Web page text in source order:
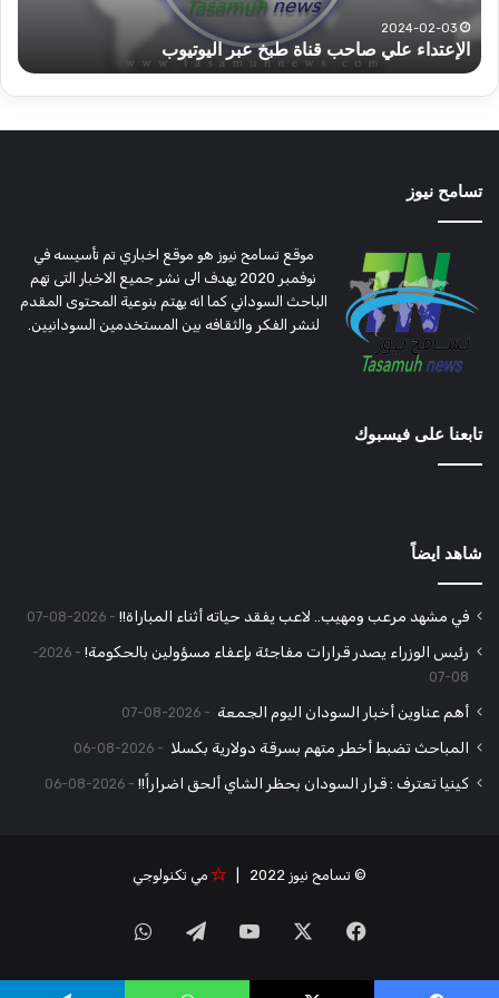
موسم
الحصاد
2022-12-08
قوات الدعم السريع قطاع ولاية شرق دارفور تؤمن موسم
الحصاد
تسامح نيوز
موقع تسامح نيوز هو موقع اخباري تم تأسيسه في
نوفمبر 2020 يهدف الى نشر جميع الاخبار التى تهم
الباحث السوداني كما انه يهتم بنوعية المحتوى المقدم
لنشر الفكر والثقافه بين المستخدمين السودانيين.
تابعنا على فيسبوك
شاهد ايضاً
في مشهد مرعب ومهيب.. لاعب يفقد حياته أثناء المباراة!! 2026-08-07
رئيس الوزراء يصدر قرارات مفاجئة بإعفاء مسؤولين بالحكومة!
2026-
08-07
أهم عناوين أخبار السودان اليوم الجمعة 2026-08-07
المباحث تضبط أخطر متهم بسرقة دولارية بكسلا 2026-08-06
كينيا تعترف : قرار السودان بحظر الشاي ألحق اضراراً!! 2026-08-06
© تسامح نيوز 2022 | مي تكنولوجي
فيسبوك ‫YouTubeتيلقرامواتساب